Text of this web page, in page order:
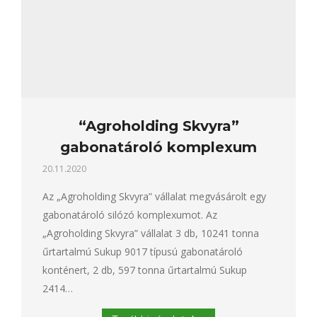
“Agroholding Skvyra”
gabonatároló komplexum
20.11.2020
Az „Agroholding Skvyra” vállalat megvásárolt egy
gabonatároló silózó komplexumot. Az
„Agroholding Skvyra” vállalat 3 db, 10241 tonna
űrtartalmú Sukup 9017 típusú gabonatároló
konténert, 2 db, 597 tonna űrtartalmú Sukup
2414…